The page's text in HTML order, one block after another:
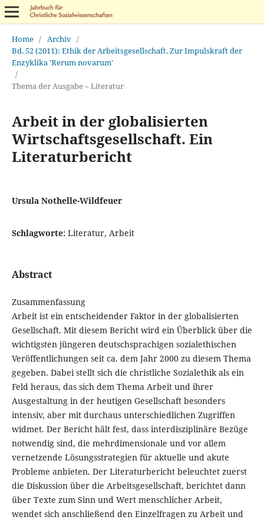
Home / Archiv /
Bd. 52 (2011): Ethik der Arbeitsgesellschaft. Zur Impulskraft der
Enzyklika 'Rerum novarum'
/
Thema der Ausgabe – Literatur
Arbeit in der globalisierten
Wirtschaftsgesellschaft. Ein
Literaturbericht
Ursula Nothelle-Wildfeuer
Schlagworte: Literatur, Arbeit
Abstract
Zusammenfassung
Arbeit ist ein entscheidender Faktor in der globalisierten
Gesellschaft. Mit diesem Bericht wird ein Überblick über die
wichtigsten jüngeren deutschsprachigen sozialethischen
Veröffentlichungen seit ca. dem Jahr 2000 zu diesem Thema
gegeben. Dabei stellt sich die christliche Sozialethik als ein
Feld heraus, das sich dem Thema Arbeit und ihrer
Ausgestaltung in der heutigen Gesellschaft besonders
intensiv, aber mit durchaus unterschiedlichen Zugriffen
widmet. Der Bericht hält fest, dass interdisziplinäre Bezüge
notwendig sind, die mehrdimensionale und vor allem
vernetzende Lösungsstrategien für aktuelle und akute
Probleme anbieten. Der Literaturbericht beleuchtet zuerst
die Diskussion über die Arbeitsgesellschaft, berichtet dann
über Texte zum Sinn und Wert menschlicher Arbeit,
wendet sich anschließend den Einzelfragen zu Arbeit und